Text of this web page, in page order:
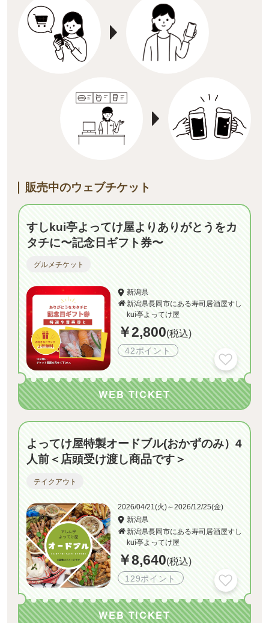
販売中のウェブチケット
すしkui亭よってけ屋よりありがとうをカ
タチに〜記念日ギフト券〜
グルメチケット
新潟県
新潟県長岡市にある寿司居酒屋すし
kui亭よってけ屋
￥2,800(税込)
42ポイント
WEB TICKET
よってけ屋特製オードブル(おかずのみ）4
人前＜店頭受け渡し商品です＞
テイクアウト
2026/04/21(火)～2026/12/25(金)
新潟県
新潟県長岡市にある寿司居酒屋すし
kui亭よってけ屋
￥8,640(税込)
129ポイント
WEB TICKET